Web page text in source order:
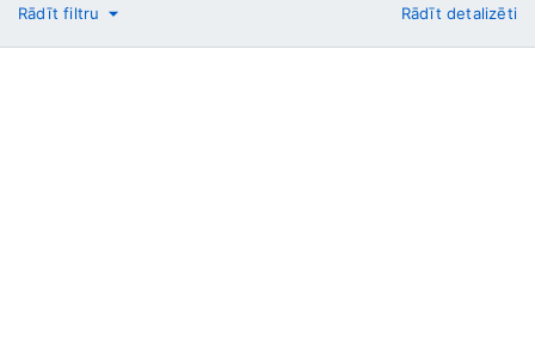
No
Rādīt filtru Rādīt detalizēti